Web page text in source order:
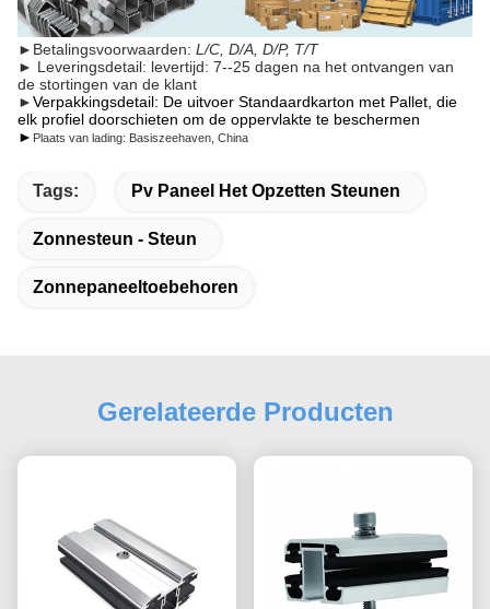
► Betalingsvoorwaarden: L/C, D/A, D/P, T/T
► Leveringsdetail: levertijd: 7--25 dagen na het ontvangen van
de stortingen van de klant
►Verpakkingsdetail: De uitvoer Standaardkarton met Pallet, die
elk profiel doorschieten om de oppervlakte te beschermen
► Plaats van lading: Basiszeehaven, China
Tags: Pv Paneel Het Opzetten Steunen
Zonnesteun - Steun
Zonnepaneeltoebehoren
Gerelateerde Producten